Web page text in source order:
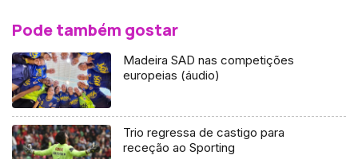
Pode também gostar
Madeira SAD nas competições
europeias (áudio)
Trio regressa de castigo para
receção ao Sporting